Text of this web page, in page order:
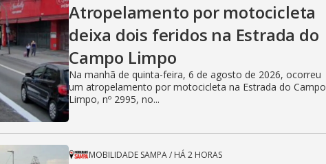
Atropelamento por motocicleta
deixa dois feridos na Estrada do
Campo Limpo
Na manhã de quinta-feira, 6 de agosto de 2026, ocorreu
um atropelamento por motocicleta na Estrada do Campo
Limpo, nº 2995, no...
MOBILIDADE SAMPA/ HÁ 2 HORAS